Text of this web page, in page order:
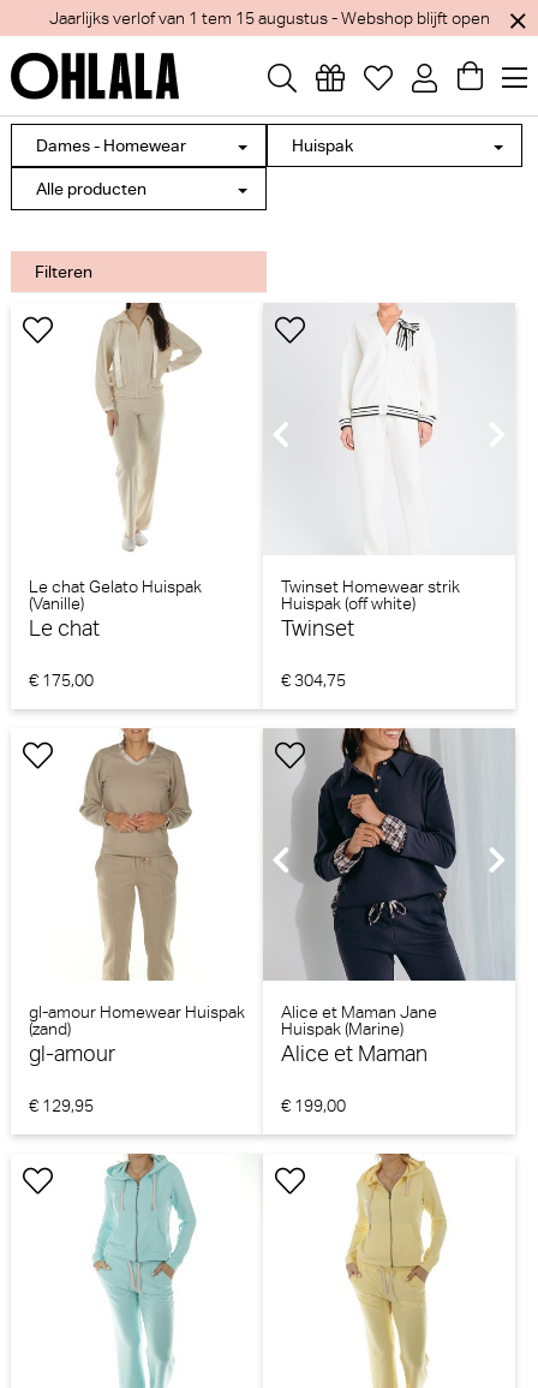
Jaarlijks verlof van 1 tem 15 augustus - Webshop blijft open
Dames - Homewear Huispak
Alle producten
Filteren
Le chat Gelato Huispak
(Vanille)
Le chat
€ 175,00
Twinset Homewear strik
Huispak (off white)
Twinset
€ 304,75
gl-amour Homewear Huispak
(zand)
gl-amour
€ 129,95
Alice et Maman Jane
Huispak (Marine)
Alice et Maman
€ 199,00